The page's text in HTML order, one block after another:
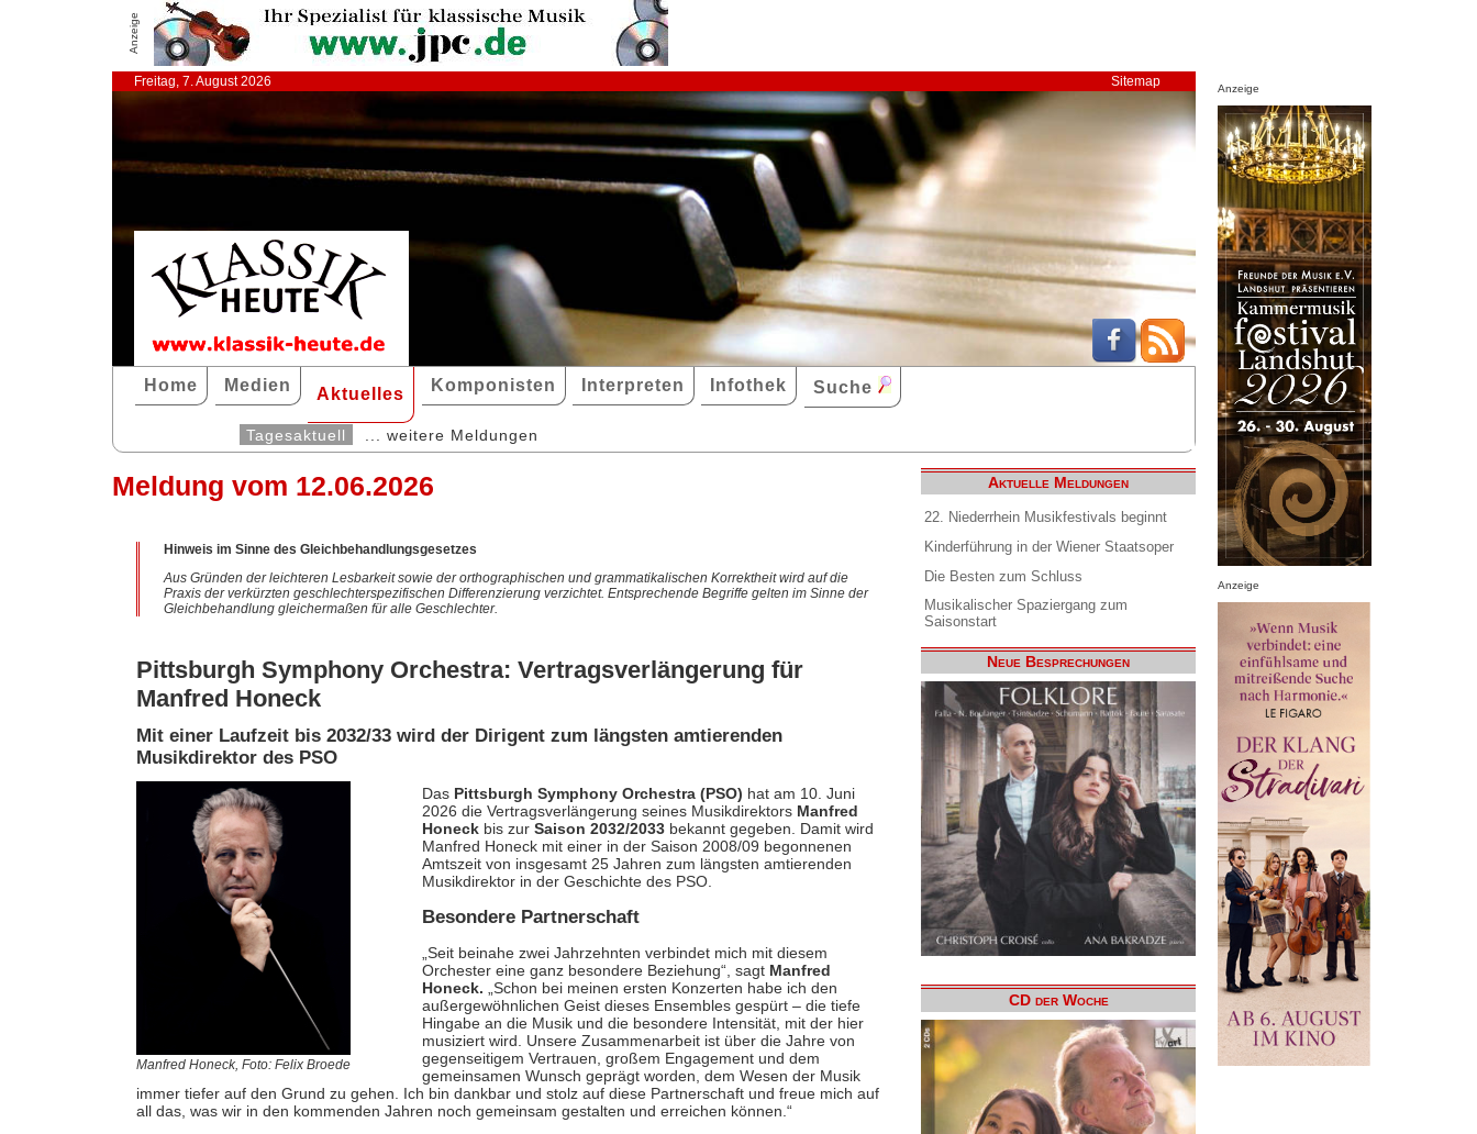
Anzeige
Freitag, 7. August 2026 Sitemap
Home Medien Aktuelles Komponisten Interpreten Infothek Suche
Tagesaktuell ... weitere Meldungen
Meldung vom 12.06.2026
Hinweis im Sinne des Gleichbehandlungsgesetzes
Aus Gründen der leichteren Lesbarkeit sowie der orthographischen und grammatikalischen Korrektheit wird auf die
Praxis der verkürzten geschlechterspezifischen Differenzierung verzichtet. Entsprechende Begriffe gelten im Sinne der
Gleichbehandlung gleichermaßen für alle Geschlechter.
Pittsburgh Symphony Orchestra: Vertragsverlängerung für
Manfred Honeck
Mit einer Laufzeit bis 2032/33 wird der Dirigent zum längsten amtierenden
Musikdirektor des PSO
Manfred Honeck, Foto: Felix Broede
Das Pittsburgh Symphony Orchestra (PSO) hat am 10. Juni
2026 die Vertragsverlängerung seines Musikdirektors Manfred
Honeckbis zur Saison 2032/2033bekannt gegeben. Damit wird
Manfred Honeck mit einer in der Saison 2008/09 begonnenen
Amtszeit von insgesamt 25 Jahren zum längsten amtierenden
Musikdirektor in der Geschichte des PSO.
Besondere Partnerschaft
„Seit beinahe zwei Jahrzehnten verbindet mich mit diesem
Orchester eine ganz besondere Beziehung“, sagt Manfred
Honeck. „Schon bei meinen ersten Konzerten habe ich den
außergewöhnlichen Geist dieses Ensembles gespürt – die tiefe
Hingabe an die Musik und die besondere Intensität, mit der hier
musiziert wird. Unsere Zusammenarbeit ist über die Jahre von
gegenseitigem Vertrauen, großem Engagement und dem
gemeinsamen Wunsch geprägt worden, dem Wesen der Musik
immer tiefer auf den Grund zu gehen. Ich bin dankbar und stolz auf diese Partnerschaft und freue mich auf
all das, was wir in den kommenden Jahren noch gemeinsam gestalten und erreichen können.“
Aktuelle Meldungen
22. Niederrhein Musikfestivals beginnt
Kinderführung in der Wiener Staatsoper
Die Besten zum Schluss
Musikalischer Spaziergang zum
Saisonstart
Neue Besprechungen
CD der Woche
Anzeige
Anzeige